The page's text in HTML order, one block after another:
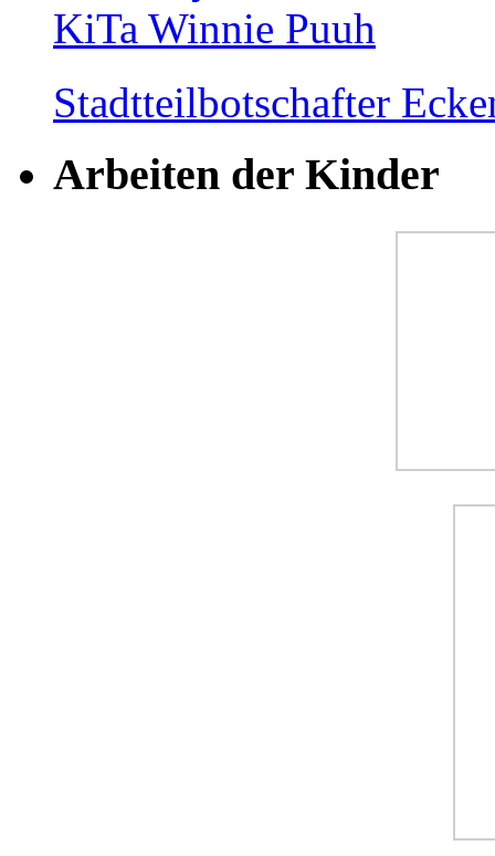
KiTa Winnie Puuh
Stadtteilbotschafter
Arbeiten der Kinder